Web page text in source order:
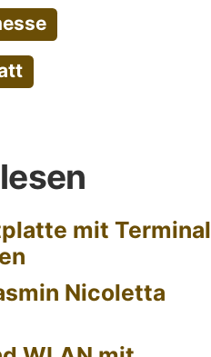
mit Terminal
Nicoletta